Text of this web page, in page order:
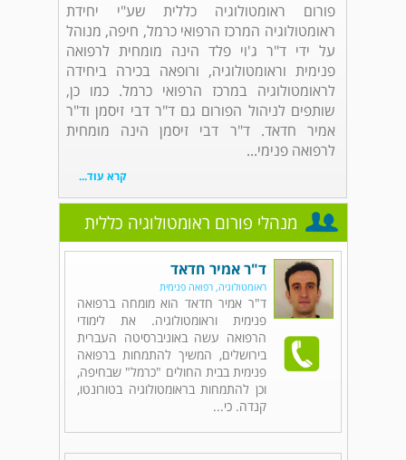
פורום ראומטולוגיה כללית שע"י יחידת
ראומטולוגיה המרכז הרפואי כרמל, חיפה, מנוהל
על ידי ד"ר ג'וי פלד הינה מומחית לרפואה
פנימית וראומטולוגיה, ורופאה בכירה ביחידה
לראומטולוגיה במרכז הרפואי כרמל. כמו כן,
שותפים לניהול הפורום גם ד"ר דבי זיסמן וד"ר
אמיר חדאד. ד"ר דבי זיסמן הינה מומחית
לרפואה פנימי...
קרא עוד...
מנהלי פורום ראומטולוגיה כללית
ד"ר אמיר חדאד
ראומטולוגיה, רפואה פנימית
ד"ר אמיר חדאד הוא מומחה ברפואה
פנימית וראומטולוגיה. את לימודי
הרפואה עשה באוניברסיטה העברית
בירושלים, המשיך להתמחות ברפואה
פנימית בבית החולים "כרמל" שבחיפה,
וכן להתמחות בראומטולוגיה בטורונטו,
קנדה. כי...